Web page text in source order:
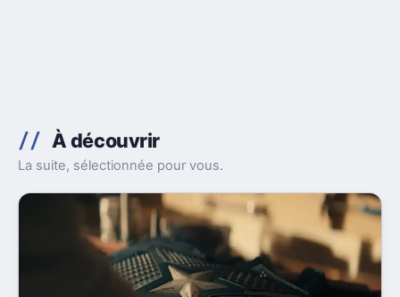
À découvrir
La suite, sélectionnée pour vous.